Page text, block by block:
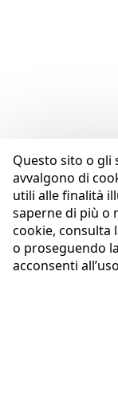
Questo sito o gli
avvalgono di
utili alle finalità
saperne di più o
cookie, consulta
o proseguendo
acconsenti